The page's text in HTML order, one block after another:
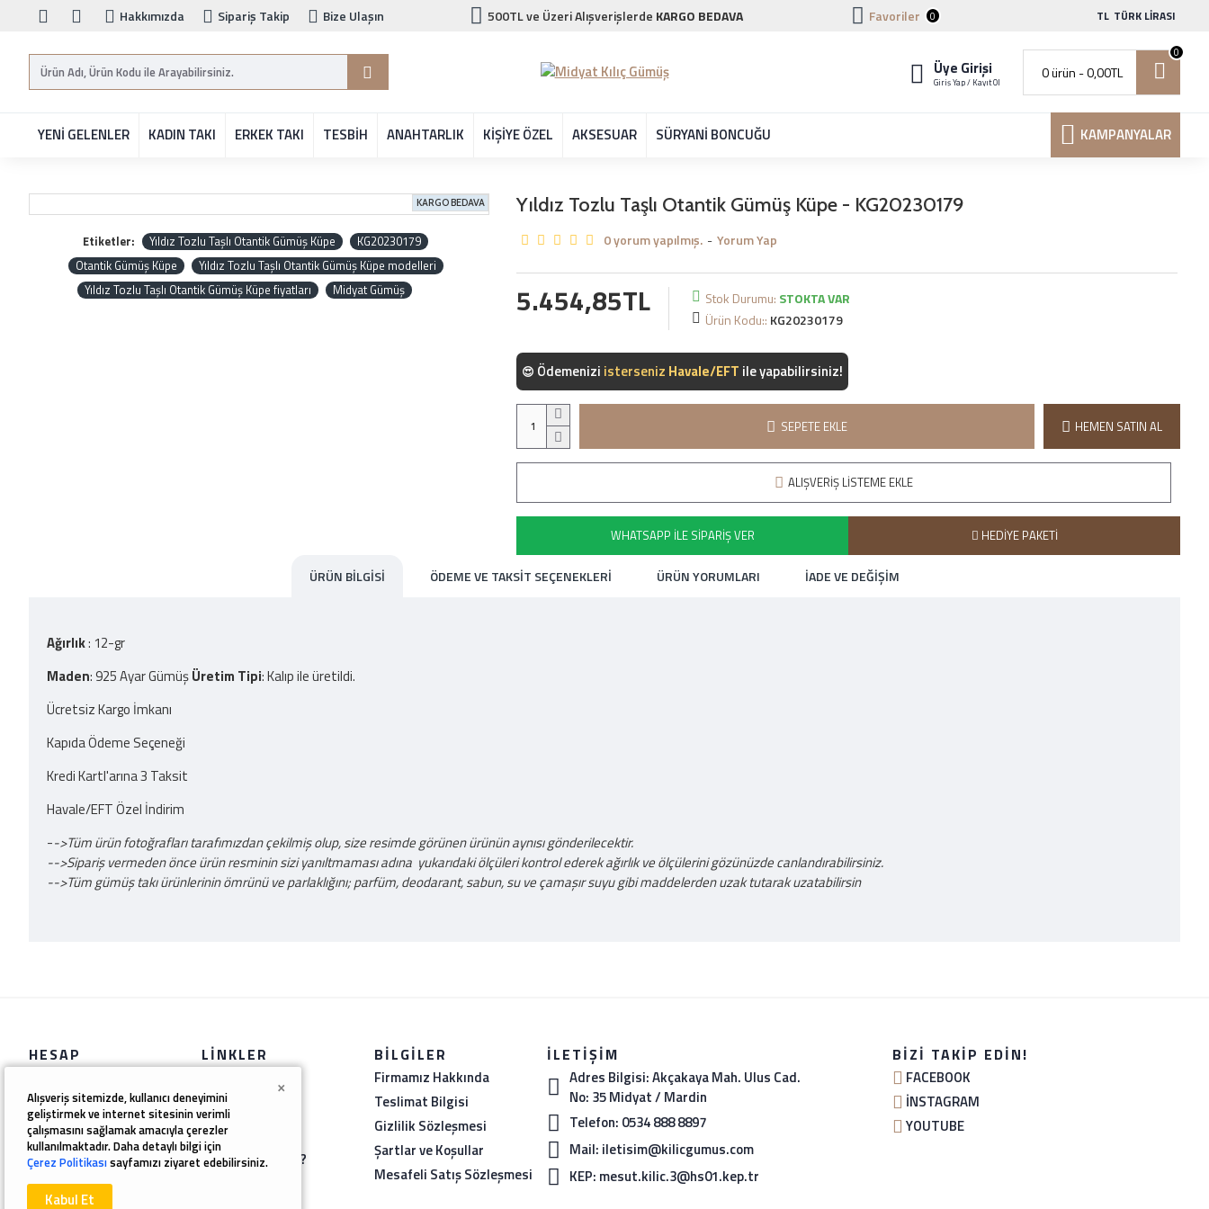
Hakkımızda Sipariş Takip Bize Ulaşın 500TL ve Üzeri Alışverişlerde KARGO BEDAVA Favoriler 0 TL TÜRK LIRASI
Üye Girişi
Giriş Yap / Kayıt Ol
0 ürün - 0,00TL
0
YENİ GELENLER KADIN TAKI ERKEK TAKI TESBİH ANAHTARLIK KİŞİYE ÖZEL AKSESUAR SÜRYANİ BONCUĞU KAMPANYALAR
KARGO BEDAVA
Etiketler: Yıldız Tozlu Taşlı Otantik Gümüş Küpe
KG20230179
Otantik Gümüş Küpe
Yıldız Tozlu Taşlı Otantik Gümüş Küpe modelleri
Yıldız Tozlu Taşlı Otantik Gümüş Küpe fiyatları
Midyat Gümüş
Yıldız Tozlu Taşlı Otantik Gümüş Küpe - KG20230179
😍 Ödemeniziisterseniz Kredi Kartı ile yapabilirsiniz!
0 yorum yapılmış. - Yorum Yap
5.454,85TL Stok Durumu: STOKTA VAR
Ürün Kodu:: KG20230179
SEPETE EKLE HEMEN SATIN AL
ALIŞVERIŞ LISTEME EKLE
WHATSAPP İLE SIPARIŞ VER HEDIYE PAKETI
ÜRÜN BILGISI ÖDEME VE TAKSIT SEÇENEKLERI ÜRÜN YORUMLARI İADE VE DEĞIŞIM
Ağırlık: 12-gr
Maden: 925 Ayar GümüşÜretim Tipi: Kalıp ile üretildi.
Ücretsiz Kargo İmkanı
Kapıda Ödeme Seçeneği
Kredi Kartl'arına 3 Taksit
Havale/EFT Özel İndirim
-->Tüm ürün fotoğrafları tarafımızdan çekilmiş olup, size resimde görünen ürünün aynısı gönderilecektir.
-->Sipariş vermeden önce ürün resminin sizi yanıltmaması adına yukarıdaki ölçüleri kontrol ederek ağırlık ve ölçülerini gözünüzde canlandırabilirsiniz.
-->Tüm gümüş takı ürünlerinin ömrünü ve parlaklığını; parfüm, deodarant, sabun, su ve çamaşır suyu gibi maddelerden uzak tutarak uzatabilirsin
HESAP
Siparişleriniz
Favori Listesi
Haber Bülteni
Tüm Ürünler
LINKLER
İletişim
İade Formu
Yüzük Ölçüsü ?
BILGILER
Firmamız Hakkında
Teslimat Bilgisi
Gizlilik Sözleşmesi
Şartlar ve Koşullar
Mesafeli Satış Sözleşmesi
İLETIŞIM
Adres Bilgisi: Akçakaya Mah. Ulus Cad.
No: 35 Midyat / Mardin
Telefon: 0534 888 8897
Mail: iletisim@kilicgumus.com
KEP: mesut.kilic.3@hs01.kep.tr
BIZI TAKIP EDIN!
FACEBOOK
İNSTAGRAM
YOUTUBE
Alışveriş sitemizde, kullanıcı deneyimini
geliştirmek ve internet sitesinin verimli
çalışmasını sağlamak amacıyla çerezler
kullanılmaktadır. Daha detaylı bilgi için
Çerez Politikasısayfamızı ziyaret edebilirsiniz.
Kabul Et
×